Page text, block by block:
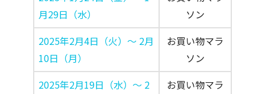
月29日（水）
ソン
2025年2月4日（火）〜 2月
10日（月）
お買い物マラ
ソン
2025年2月19日（水）〜 2
お買い物マラ